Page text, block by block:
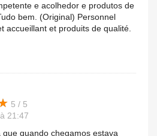
e acolhedor e produtos de
bem. (Original) Personnel
accueillant et produits de qualité.
5 / 5
21:47
que quando chegamos estava